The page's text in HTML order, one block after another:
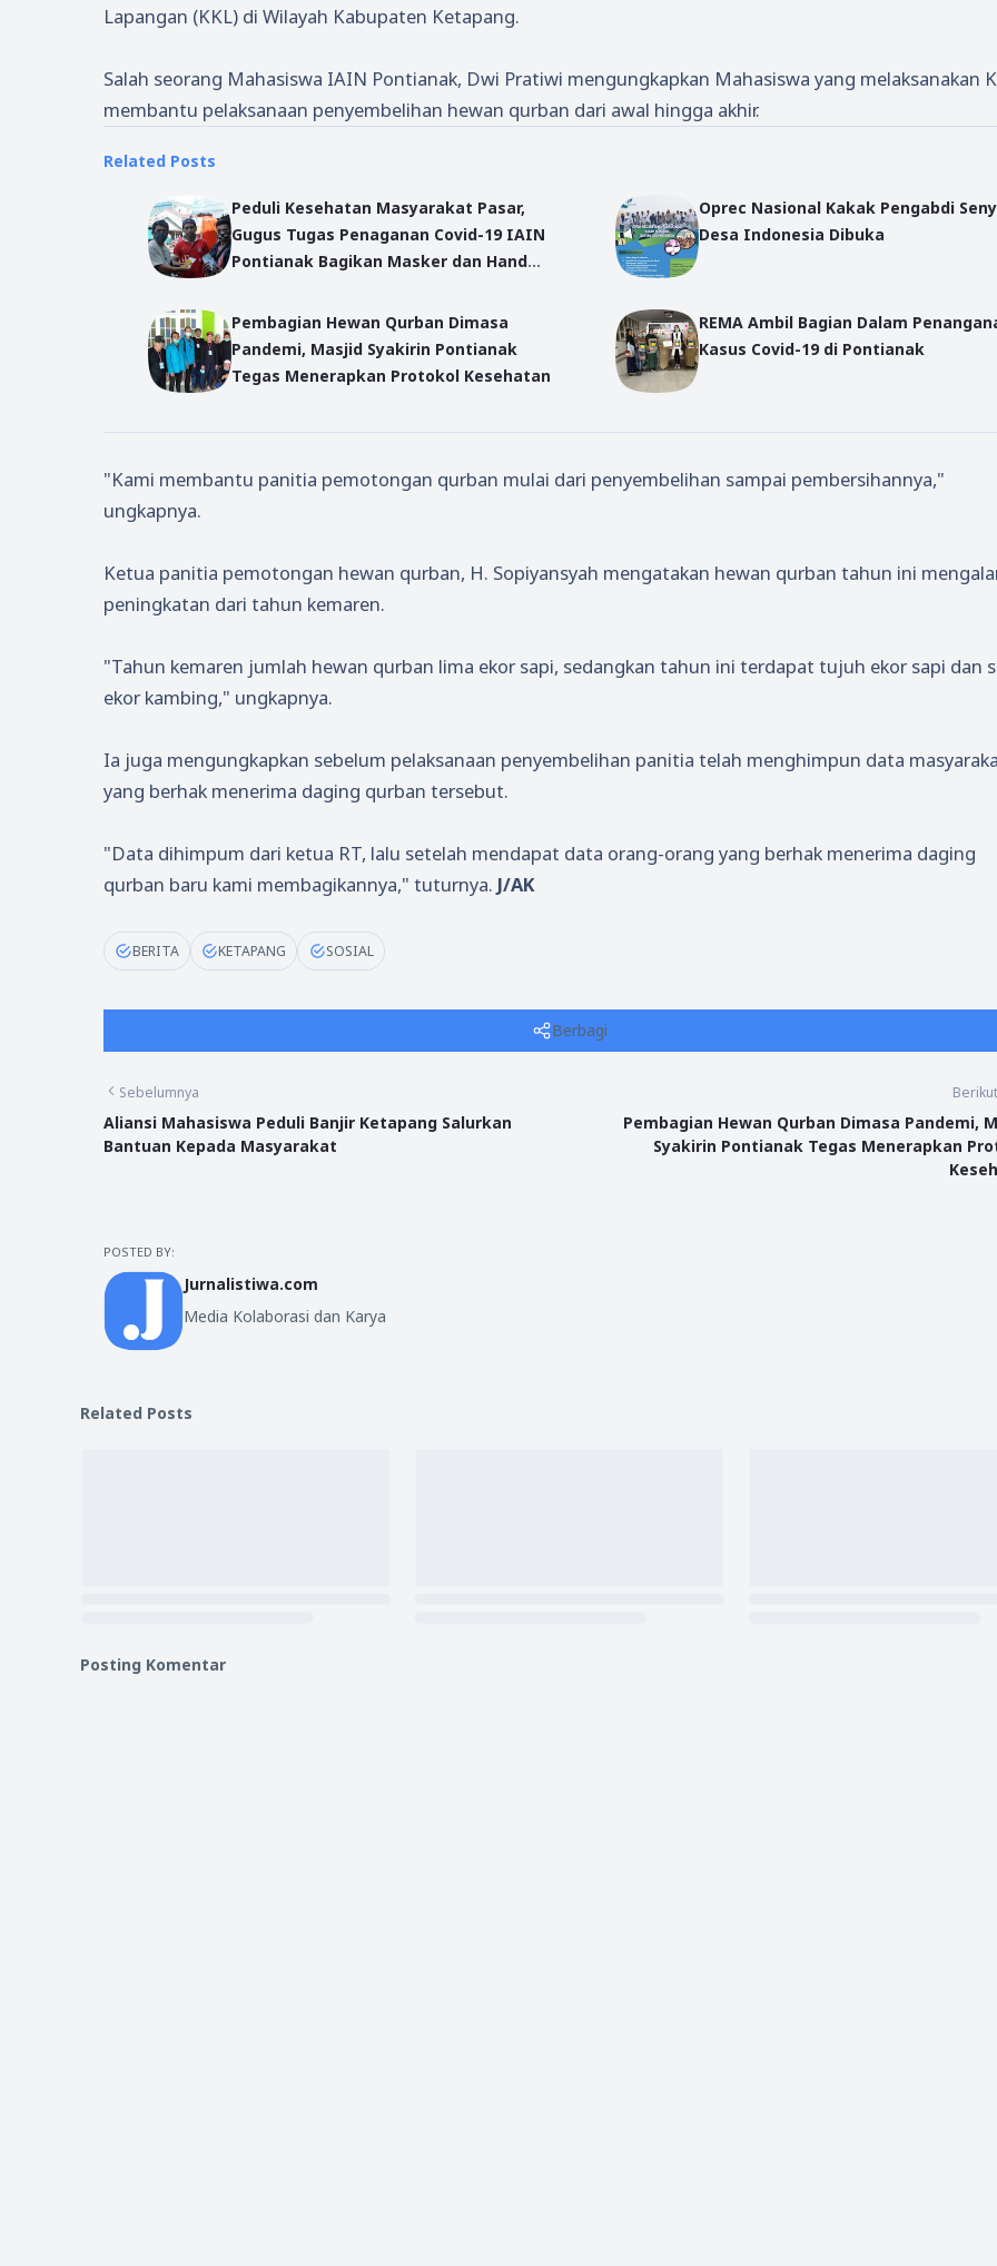
Lapangan (KKL) di Wilayah Kabupaten Ketapang.
Salah seorang Mahasiswa IAIN Pontianak, Dwi Pratiwi mengungkapkan Mahasiswa yang melaksanakan
membantu pelaksanaan penyembelihan hewan qurban dari awal hingga akhir.
Related Posts
Peduli Kesehatan Masyarakat Pasar,
Gugus Tugas Penaganan Covid-19 IAIN
Pontianak Bagikan Masker dan Hand
Oprec Nasional Kakak Pengabdi
Desa Indonesia Dibuka
Pembagian Hewan Qurban Dimasa
Pandemi, Masjid Syakirin Pontianak
Tegas Menerapkan Protokol Kesehatan
REMA Ambil Bagian Dalam
Kasus Covid-19 di Pontianak
"Kami membantu panitia pemotongan qurban mulai dari penyembelihan sampai pembersihannya,"
ungkapnya.
Ketua panitia pemotongan hewan qurban, H. Sopiyansyah mengatakan hewan qurban tahun ini
peningkatan dari tahun kemaren.
"Tahun kemaren jumlah hewan qurban lima ekor sapi, sedangkan tahun ini terdapat tujuh ekor sapi dan
ekor kambing," ungkapnya.
Ia juga mengungkapkan sebelum pelaksanaan penyembelihan panitia telah menghimpun data
yang berhak menerima daging qurban tersebut.
"Data dihimpum dari ketua RT, lalu setelah mendapat data orang-orang yang berhak menerima daging
qurban baru kami membagikannya," tuturnya. J/AK
BERITA KETAPANG SOSIAL
Berbagi
Sebelumnya
Aliansi Mahasiswa Peduli Banjir Ketapang Salurkan
Bantuan Kepada Masyarakat
Pembagian Hewan Qurban Dimasa Pandemi,
Syakirin Pontianak Tegas Menerapkan
POSTED BY:
Jurnalistiwa.com
Media Kolaborasi dan Karya
Related Posts
Posting Komentar